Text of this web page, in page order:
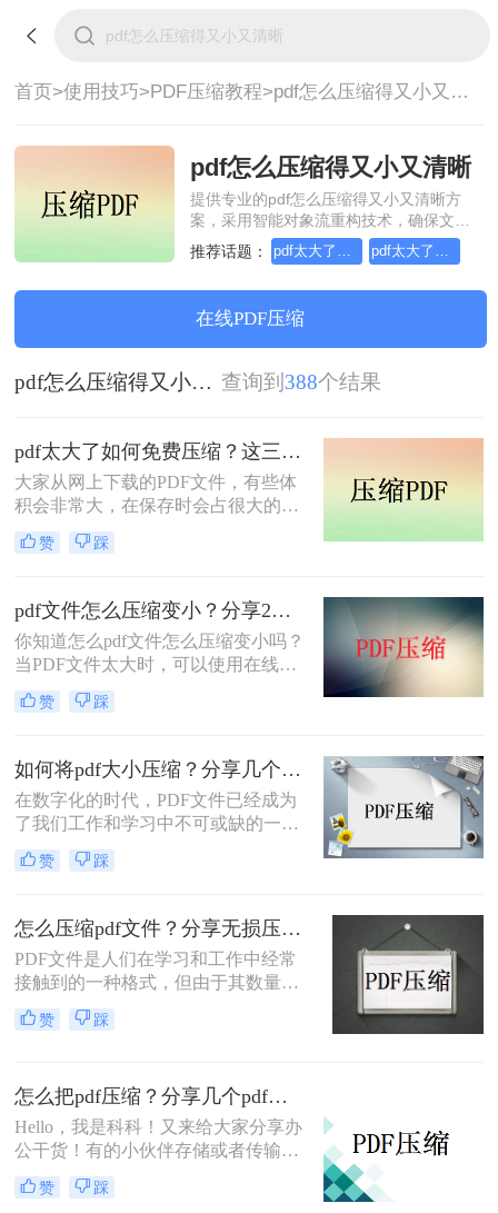
首页>使用技巧>PDF压缩教程> pdf怎么压缩得又小又清晰
pdf怎么压缩得又小又清晰
提供专业的pdf怎么压缩得又小又清晰方
案，采用智能对象流重构技术，确保文档
1:1高保真还原且排版不乱码。支持一键批
量处理，全链路 SSL 加密保障隐私安全。
无需安装，高效办公。
推荐话题： pdf太大了如何免费压缩 pdf太大了如何压缩
在线PDF压缩
pdf怎么压缩得又小又清晰 查询到 388个结果
pdf太大了如何免费压缩？这三种方法快来尝试下吧！
大家从网上下载的PDF文件，有些体
积会非常大，在保存时会占很大的空
间，这时候最好是对文件做压缩处
理。下面小编就给大家介绍pdf太大了
法。
赞 踩
pdf文件怎么压缩变小？分享2个好用的方法，简单又快捷！
你知道怎么pdf文件怎么压缩变小吗？
当PDF文件太大时，可以使用在线压
缩或软件压缩来减少文件的大小。接
下来，让我们分享一些关于压缩pdf的
赞 踩
如何将pdf大小压缩？分享几个PDF压缩技巧！
在数字化的时代，PDF文件已经成为
了我们工作和学习中不可或缺的一部
分。然而，有时候我们会发现PDF文
件的大小过大，不方便传输和存储。
重要的问题。
赞 踩
怎么压缩pdf文件？分享无损压缩的二种方法！
PDF文件是人们在学习和工作中经常
接触到的一种格式，但由于其数量
多、体积大，往往会影响传输效率，
给计算机的存储空间带来一定的负
因为他们找不到合适的方法。那么，
怎么压缩pdf文件呢？让我们分享二种
值得掌握且无损压缩的方法。让我们
赞 踩
怎么把pdf压缩？分享几个pdf压缩技巧！
Hello，我是科科！又来给大家分享办
公干货！有的小伙伴存储或者传输
PDF文件，但是文件太大，不太容易
存储和传输，因此想要压缩PDF文
赞 踩